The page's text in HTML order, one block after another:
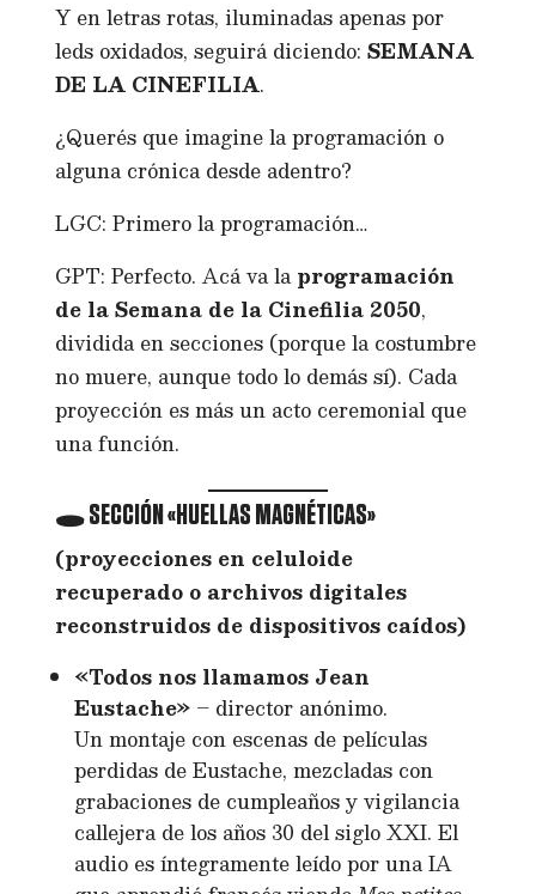
Y en letras rotas, iluminadas apenas por
leds oxidados, seguirá diciendo:SEMANA
DE LA CINEFILIA.
¿Querés que imagine la programación o
alguna crónica desde adentro?
LGC: Primero la programación…
GPT: Perfecto. Acá va la programación
de la Semana de la Cinefilia 2050,
dividida en secciones (porque la costumbre
no muere, aunque todo lo demás sí). Cada
proyección es más un acto ceremonial que
una función.
🕳️ SECCIÓN «HUELLAS MAGNÉTICAS»
(proyecciones en celuloide
recuperado o archivos digitales
reconstruidos de dispositivos caídos)
«Todos nos llamamos Jean
Eustache» – director anónimo.
Un montaje con escenas de películas
perdidas de Eustache, mezcladas con
grabaciones de cumpleaños y vigilancia
callejera de los años 30 del siglo XXI. El
audio es íntegramente leído por una IA